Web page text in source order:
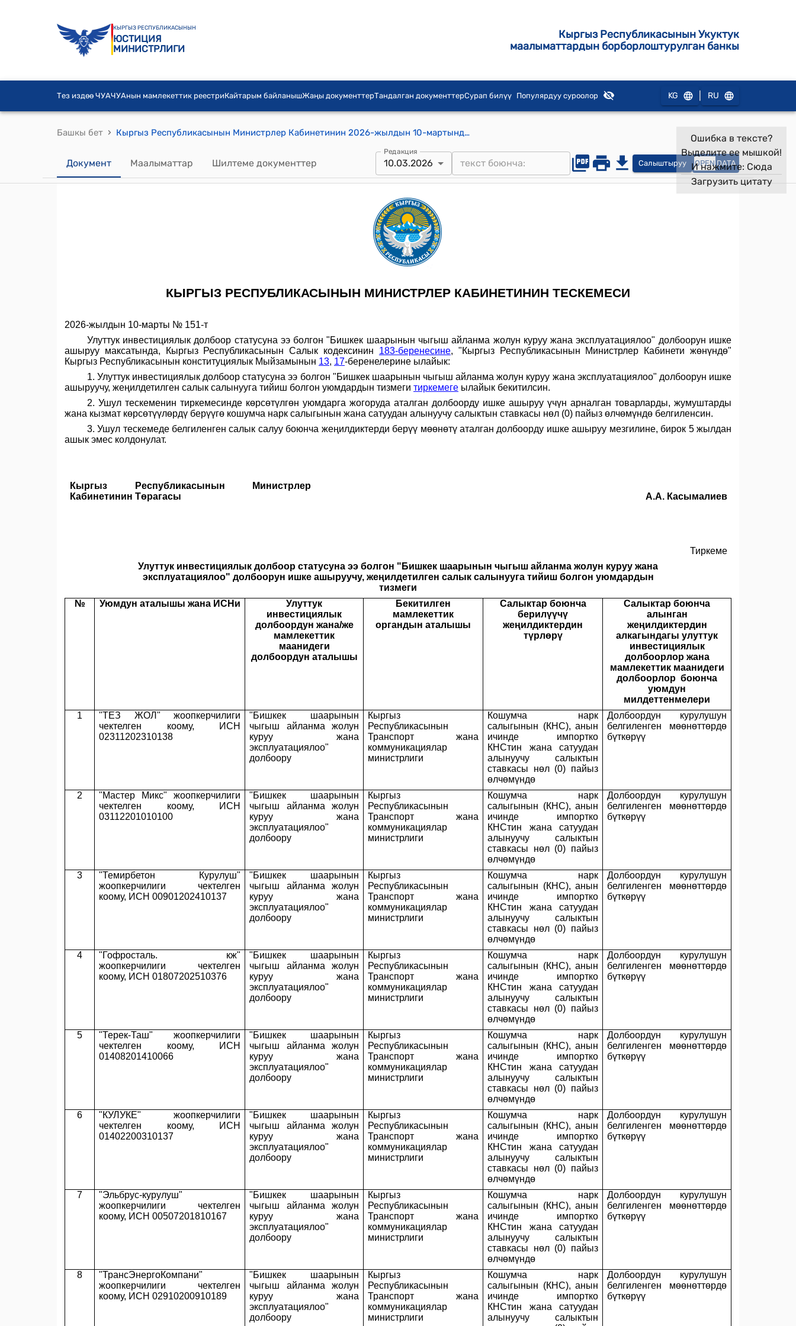
КЫРГЫЗ РЕСПУБЛИКАСЫНЫН
ЮСТИЦИЯ
МИНИСТРЛИГИ
Кыргыз Республикасынын Укуктук
маалыматтардын борборлоштурулган банкы
Тез издөө ЧУАЧУАнын мамлекеттик реестриКайтарым байланышЖаңы документтерТандалган документтерСурап билүү Популярдуу суроолор KG RU
Башкы бет › Кыргыз Республикасынын Министрлер Кабинетинин 2026-жылдын 10-мартындагы № 151-т (Улуттук инвестициялык долбоор статусуна ээ болгон "Бишкек шаарынын чыгыш айланма жолун куруу жана эксплуатациялоо" долбоорун ишке ашыруучу, жеңилдетилген салык салынууга тийиш болгон уюмдардын тизмегин бекитүү тууралуу) тескемеси
Документ Маалыматтар Шилтеме документтер
Редакция
10.03.2026 Салыштыруу OPEN DATA
Ошибка в тексте?
Выделите ее мышкой!
И нажмите: Сюда
Загрузить цитату